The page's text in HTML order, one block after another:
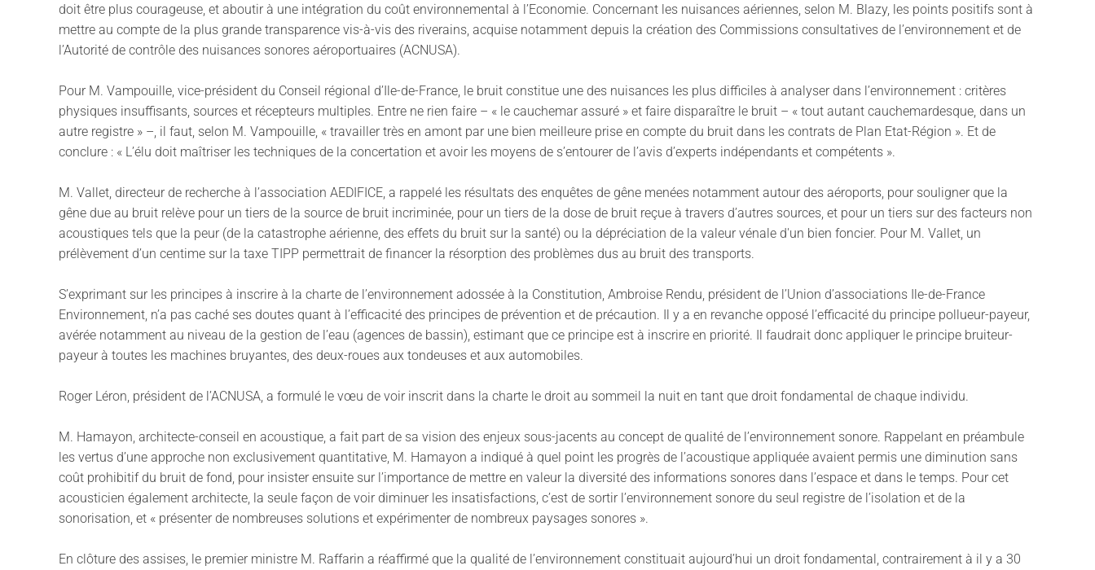
doit être plus courageuse, et aboutir à une intégration du coût environnemental à l’Economie. Concernant les nuisances aériennes, selon M. Blazy, les points positifs sont à
mettre au compte de la plus grande transparence vis-à-vis des riverains, acquise notamment depuis la création des Commissions consultatives de l’environnement et de
l’Autorité de contrôle des nuisances sonores aéroportuaires (ACNUSA).
Pour M. Vampouille, vice-président du Conseil régional d’Ile-de-France, le bruit constitue une des nuisances les plus difficiles à analyser dans l’environnement : critères
physiques insuffisants, sources et récepteurs multiples. Entre ne rien faire – « le cauchemar assuré » et faire disparaître le bruit – « tout autant cauchemardesque, dans un
autre registre » –, il faut, selon M. Vampouille, « travailler très en amont par une bien meilleure prise en compte du bruit dans les contrats de Plan Etat-Région ». Et de
conclure : « L’élu doit maîtriser les techniques de la concertation et avoir les moyens de s’entourer de l’avis d’experts indépendants et compétents ».
M. Vallet, directeur de recherche à l’association AEDIFICE, a rappelé les résultats des enquêtes de gêne menées notamment autour des aéroports, pour souligner que la
gêne due au bruit relève pour un tiers de la source de bruit incriminée, pour un tiers de la dose de bruit reçue à travers d’autres sources, et pour un tiers sur des facteurs non
acoustiques tels que la peur (de la catastrophe aérienne, des effets du bruit sur la santé) ou la dépréciation de la valeur vénale d'un bien foncier. Pour M. Vallet, un
prélèvement d’un centime sur la taxe TIPP permettrait de financer la résorption des problèmes dus au bruit des transports.
S’exprimant sur les principes à inscrire à la charte de l’environnement adossée à la Constitution, Ambroise Rendu, président de l’Union d’associations Ile-de-France
Environnement, n’a pas caché ses doutes quant à l’efficacité des principes de prévention et de précaution. Il y a en revanche opposé l’efficacité du principe pollueur-payeur,
avérée notamment au niveau de la gestion de l’eau (agences de bassin), estimant que ce principe est à inscrire en priorité. Il faudrait donc appliquer le principe bruiteur-
payeur à toutes les machines bruyantes, des deux-roues aux tondeuses et aux automobiles.
Roger Léron, président de l’ACNUSA, a formulé le vœu de voir inscrit dans la charte le droit au sommeil la nuit en tant que droit fondamental de chaque individu.
M. Hamayon, architecte-conseil en acoustique, a fait part de sa vision des enjeux sous-jacents au concept de qualité de l’environnement sonore. Rappelant en préambule
les vertus d’une approche non exclusivement quantitative, M. Hamayon a indiqué à quel point les progrès de l’acoustique appliquée avaient permis une diminution sans
coût prohibitif du bruit de fond, pour insister ensuite sur l’importance de mettre en valeur la diversité des informations sonores dans l’espace et dans le temps. Pour cet
acousticien également architecte, la seule façon de voir diminuer les insatisfactions, c’est de sortir l’environnement sonore du seul registre de l’isolation et de la
sonorisation, et « présenter de nombreuses solutions et expérimenter de nombreux paysages sonores ».
En clôture des assises, le premier ministre M. Raffarin a réaffirmé que la qualité de l’environnement constituait aujourd’hui un droit fondamental, contrairement à il y a 30